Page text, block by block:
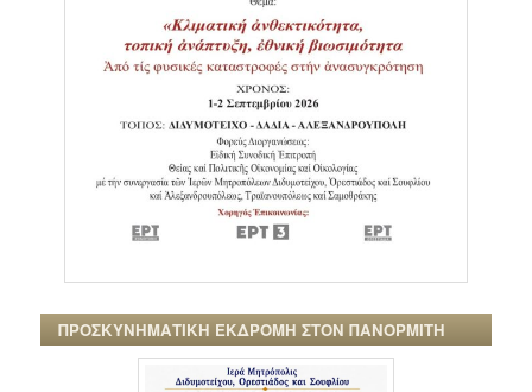
ΠΡΟΣΚΥΝΗΜΑΤΙΚΗ ΕΚΔΡΟΜΗ ΣΤΟΝ ΠΑΝΟΡΜΙΤΗ